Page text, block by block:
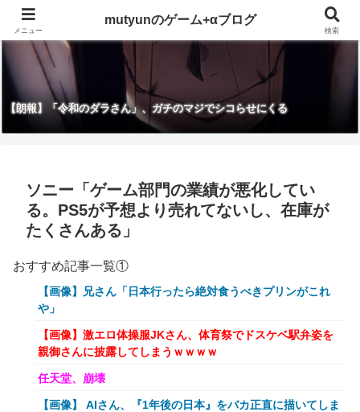
【朗報】「令和のダラさん」、ガチのマジでシコらせにくる
ソニー「ゲーム部門の業績が悪化してい
る。PS5が予想より売れてないし、在庫が
たくさんある」
おすすめ記事一覧①
【画像】兄さん「日本行ったら絶対食うべきプリンがこれ
や」
【画像】激エロ体操服JKさん、体育祭でドスケベ駅弁姿を
親御さんに披露してしまうｗｗｗｗ
任天堂、崩壊
【画像】 AIさん、『1年後の日本』をバカ正直に描いてしま
メニュー
mutyunのゲーム+αブログ
検索